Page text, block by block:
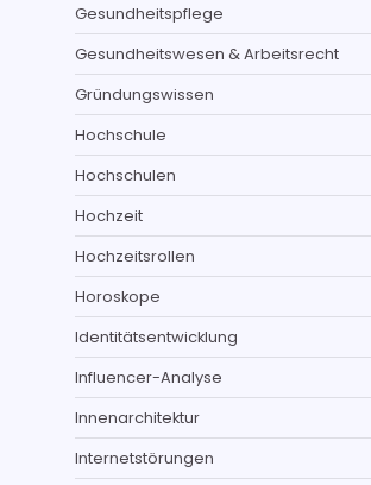
Gesundheitspflege
Gesundheitswesen & Arbeitsrecht
Gründungswissen
Hochschule
Hochschulen
Hochzeit
Hochzeitsrollen
Horoskope
Identitätsentwicklung
Influencer-Analyse
Innenarchitektur
Internetstörungen